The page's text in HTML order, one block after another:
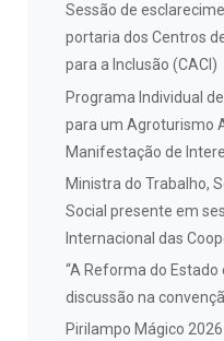
Sessão de
portaria dos Centros
para a Inclusão (CACI)
Programa Individual
para um Agroturismo
Manifestação de
Ministra do Trabalho,
Social presente em
Internacional das
“A Reforma do Estado
discussão na
Pirilampo Mágico